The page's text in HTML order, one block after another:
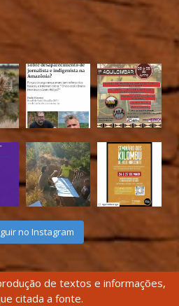
no Instagram
de textos e informações,
citada a fonte.